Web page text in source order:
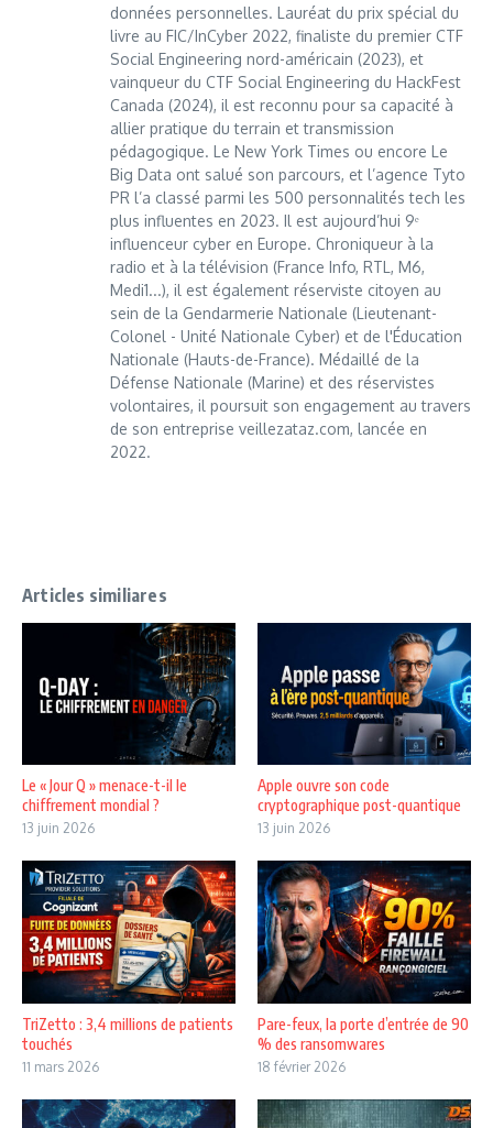
données personnelles. Lauréat du prix spécial du
livre au FIC/InCyber 2022, finaliste du premier CTF
Social Engineering nord-américain (2023), et
vainqueur du CTF Social Engineering du HackFest
Canada (2024), il est reconnu pour sa capacité à
allier pratique du terrain et transmission
pédagogique. Le New York Times ou encore Le
Big Data ont salué son parcours, et l’agence Tyto
PR l’a classé parmi les 500 personnalités tech les
plus influentes en 2023. Il est aujourd’hui 9ᵉ
influenceur cyber en Europe. Chroniqueur à la
radio et à la télévision (France Info, RTL, M6,
Medi1...), il est également réserviste citoyen au
sein de la Gendarmerie Nationale (Lieutenant-
Colonel - Unité Nationale Cyber) et de l'Éducation
Nationale (Hauts-de-France). Médaillé de la
Défense Nationale (Marine) et des réservistes
volontaires, il poursuit son engagement au travers
de son entreprise veillezataz.com, lancée en
2022.
Articles similiares
Le « Jour Q » menace-t-il le
chiffrement mondial ?
13 juin 2026
Apple ouvre son code
cryptographique post-quantique
13 juin 2026
TriZetto : 3,4 millions de patients
touchés
11 mars 2026
Pare-feux, la porte d’entrée de 90
% des ransomwares
18 février 2026